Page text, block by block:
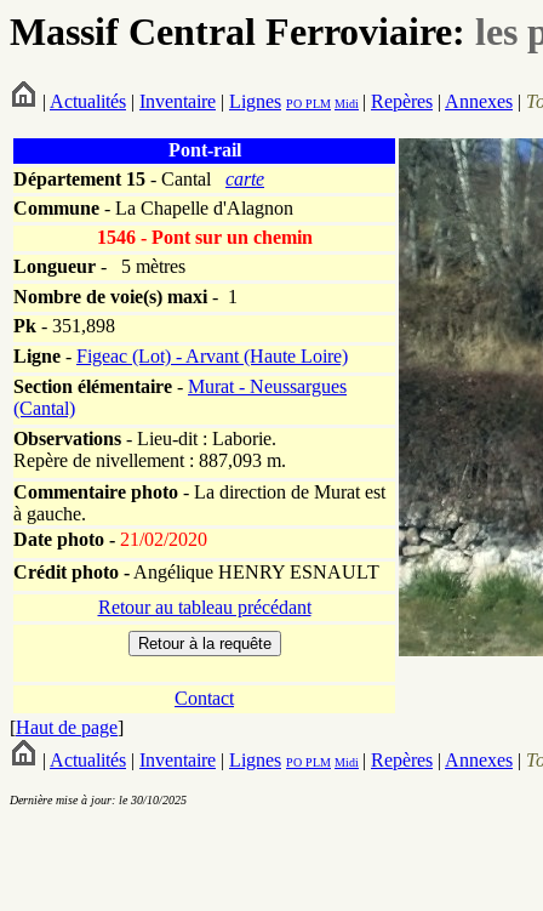
Massif Central Ferroviaire: les
| Actualités | Inventaire | Lignes PO PLM Midi | Repères | Annexes |
Pont-rail
Département 15 - Cantal carte
Commune - La Chapelle d'Alagnon
1546 - Pont sur un chemin
Longueur -
5 mètres
Nombre de voie(s) maxi- 1
Pk - 351,898
Ligne - Figeac (Lot) - Arvant (Haute Loire)
Section élémentaire - Murat - Neussargues
(Cantal)
Observations - Lieu-dit : Laborie.
Repère de nivellement : 887,093 m.
Commentaire photo - La direction de Murat est
à gauche.
Date photo - 21/02/2020
Crédit photo -Angélique HENRY ESNAULT
Retour au tableau précédant
Contact
[Haut de page]
| Actualités | Inventaire | Lignes PO PLM Midi | Repères | Annexes |
Dernière mise à jour: le 30/10/2025